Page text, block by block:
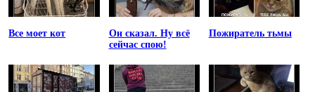
Все моет кот
Он сказал. Ну всё
сейчас спою!
Пожиратель тьмы